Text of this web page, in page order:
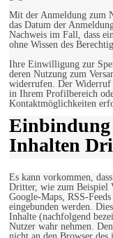
Mit der Anmeldung zum
das Datum der
Nachweis im Fall, dass
ohne Wissen des
Ihre Einwilligung zur
deren Nutzung zum
widerrufen. Der Widerruf
in Ihrem Profilbereich
Kontaktmöglichkeiten
Einbindung
Inhalten
Es kann vorkommen,
Dritter, wie zum Beispiel
Google-Maps, RSS-
eingebunden werden.
Inhalte (nachfolgend
Nutzer wahr nehmen.